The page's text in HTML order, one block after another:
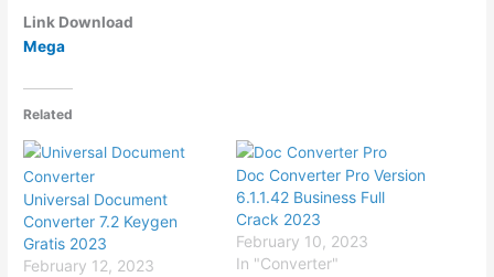
Link Download
Mega
Related
Universal Document
Converter 7.2 Keygen
Gratis 2023
February 12, 2023
Doc Converter Pro Version
6.1.1.42 Business Full
Crack 2023
February 10, 2023
In "Converter"